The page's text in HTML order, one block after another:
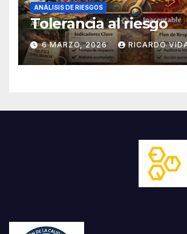
ANÁLISIS DE RIESGOS
Tolerancia al riesgo
6 MARZO, 2026 RICARDO